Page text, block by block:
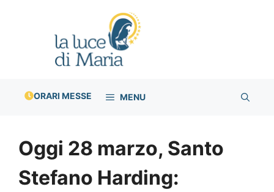
ORARI MESSE MENU
Oggi 28 marzo, Santo
Stefano Harding: